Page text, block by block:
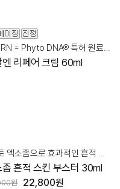
식물유래 PDRN = Phyto DNA® 특허 원료 50%
피토 피디알엔 리페어 크림 60ml
좀 흔적 스킨 부스터 30ml
원 22,800원